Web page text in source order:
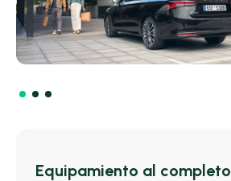
Equipamiento al completo